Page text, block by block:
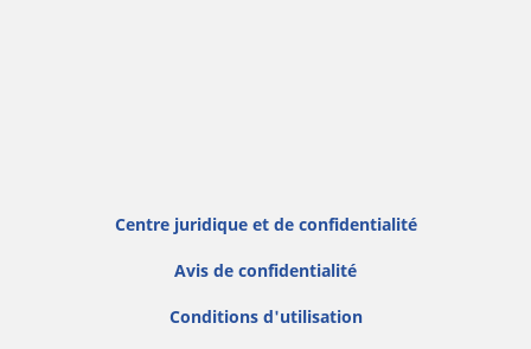
Centre juridique et de confidentialité
Avis de confidentialité
Conditions d'utilisation